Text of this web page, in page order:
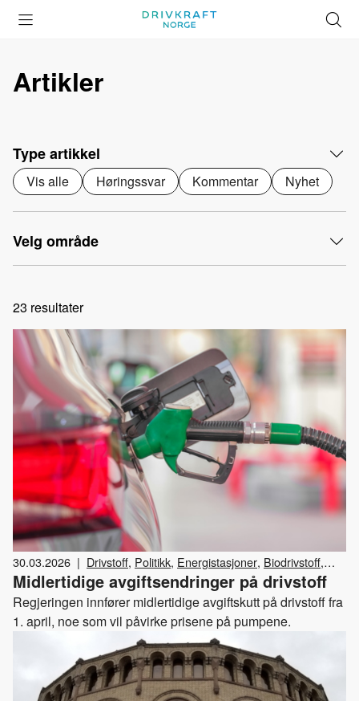
Artikler
Type artikkel
Vis alle Høringssvar Kommentar Nyhet
Velg område
23 resultater
30.03.2026 | Drivstoff, Politikk, Energistasjoner, Biodrivstoff,
Diesel,Avgifter,Bensin
Midlertidige avgiftsendringer på drivstoff
Regjeringen innfører midlertidige avgiftskutt på drivstoff fra
1. april, noe som vil påvirke prisene på pumpene.